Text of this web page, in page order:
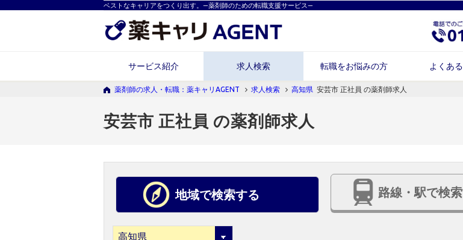
ベストなキャリアをつくり出す。―薬剤師のための転職支援サービス―
サービス紹介 求人検索 転職をお悩みの方 よくあ
薬剤師の求人・転職：薬キャリAGENT 求人検索 高知県 安芸市 正社員 の薬剤師求人
安芸市 正社員 の薬剤師求人
地域で検索する 路線・駅で検